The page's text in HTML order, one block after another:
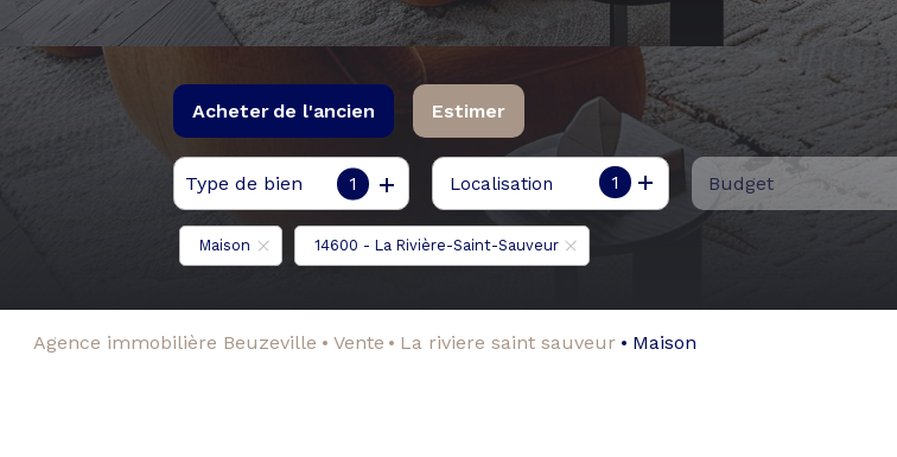
Acheter de l'ancien
De l'ancien
De l'immo pro
Estimer
Type de bien 1 1
Localisation Budget
Maison 14600 - La Rivière-Saint-Sauveur
Agence immobilière Beuzeville Vente La riviere saint sauveur Maison